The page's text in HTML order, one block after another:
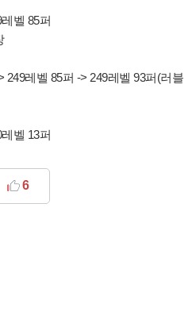
벨 85퍼
레벨 85퍼 -> 249레벨 93퍼(러블
벨 13퍼
6